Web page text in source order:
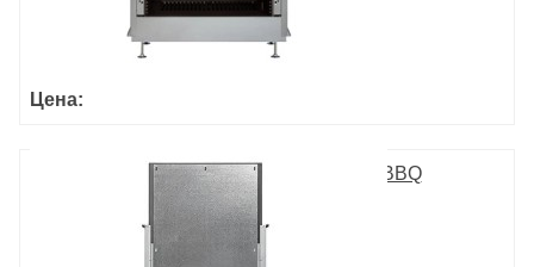
Цена:
ULTIME D MF 600-75 WHE 1S BBQ